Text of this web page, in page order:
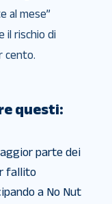
al mese”
il rischio di
cento.
questi:
parte dei
fallito
a No Nut